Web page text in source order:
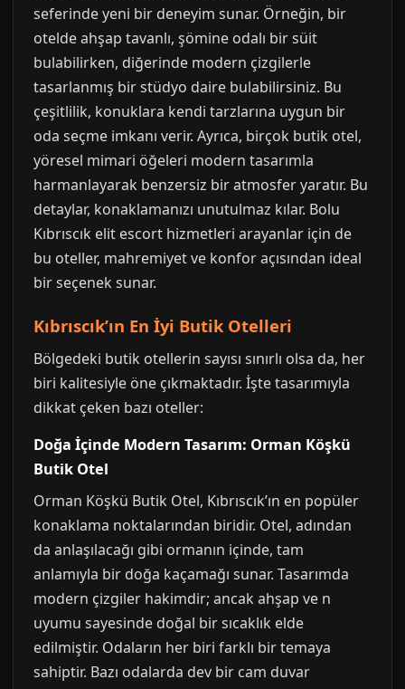
seferinde yeni bir deneyim sunar. Örneğin, bir
otelde ahşap tavanlı, şömine odalı bir süit
bulabilirken, diğerinde modern çizgilerle
tasarlanmış bir stüdyo daire bulabilirsiniz. Bu
çeşitlilik, konuklara kendi tarzlarına uygun bir
oda seçme imkanı verir. Ayrıca, birçok butik otel,
yöresel mimari öğeleri modern tasarımla
harmanlayarak benzersiz bir atmosfer yaratır. Bu
detaylar, konaklamanızı unutulmaz kılar. Bolu
Kıbrıscık elit escort hizmetleri arayanlar için de
bu oteller, mahremiyet ve konfor açısından ideal
bir seçenek sunar.
Kıbrıscık’ın En İyi Butik Otelleri
Bölgedeki butik otellerin sayısı sınırlı olsa da, her
biri kalitesiyle öne çıkmaktadır. İşte tasarımıyla
dikkat çeken bazı oteller:
Doğa İçinde Modern Tasarım: Orman Köşkü
Butik Otel
Orman Köşkü Butik Otel, Kıbrıscık’ın en popüler
konaklama noktalarından biridir. Otel, adından
da anlaşılacağı gibi ormanın içinde, tam
anlamıyla bir doğa kaçamağı sunar. Tasarımda
modern çizgiler hakimdir; ancak ahşap ve n
uyumu sayesinde doğal bir sıcaklık elde
edilmiştir. Odaların her biri farklı bir temaya
sahiptir. Bazı odalarda dev bir cam duvar